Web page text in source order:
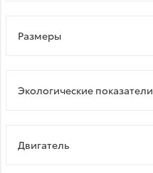
Размеры
Экологические показатели
Двигатель